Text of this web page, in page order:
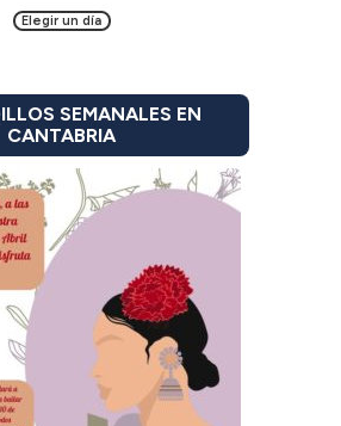
Elegir un día
SEMANALES EN
CANTABRIA